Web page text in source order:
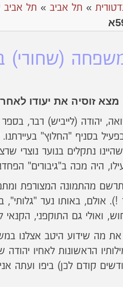
» תל אביב » תל
(שחורי)
זוסיה את יעודו
בסניף "החלוץ"
נתקלים בנוער נוצרי
היה מכה ב"גיבורים"
מהתמונה המצורפת
ואולי גם התוקפני,
מה שידוע היטב אצלנו
5 בספטמבר 1923), מילותיו
קודם לכן) ביפו ועתה